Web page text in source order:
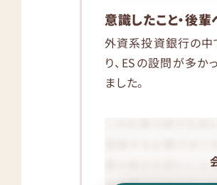
意識したこと・後
外資系投資銀行の中
り、ESの設問が多か
ました。